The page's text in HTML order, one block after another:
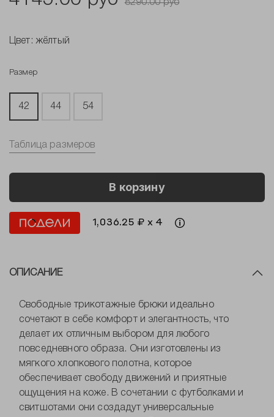
8290.00 руб
Цвет: жёлтый
Таблица размеров
В корзину
1,036.25 ₽ x 4
Размер
42 44 54
ОПИСАНИЕ
Свободные трикотажные брюки идеально
сочетают в себе комфорт и элегантность, что
делает их отличным выбором для любого
повседневного образа. Они изготовлены из
мягкого хлопкового полотна, которое
обеспечивает свободу движений и приятные
ощущения на коже. В сочетании с футболками и
свитшотами они создадут универсальные